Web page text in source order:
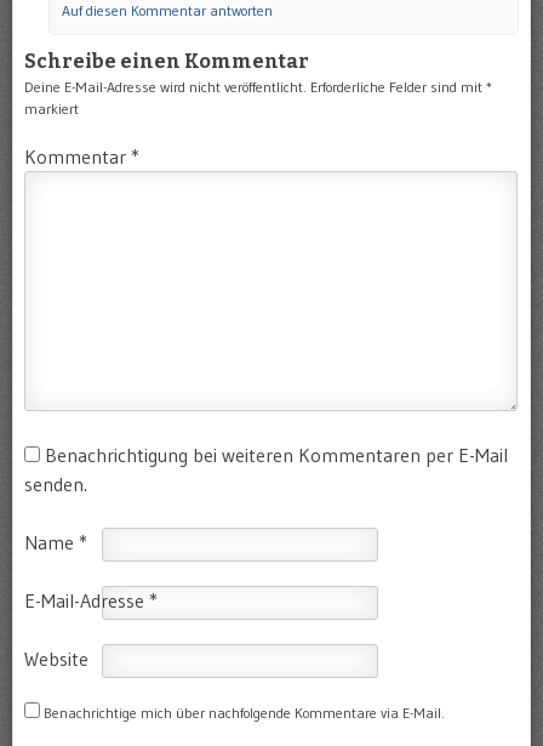
Auf diesen Kommentar antworten
Schreibe einen Kommentar
Deine E-Mail-Adresse wird nicht veröffentlicht. Erforderliche Felder sind mit *
markiert
Kommentar *
Benachrichtigung bei weiteren Kommentaren per E-Mail
senden.
Name *
E-Mail-Adresse *
Website
Benachrichtige mich über nachfolgende Kommentare via E-Mail.